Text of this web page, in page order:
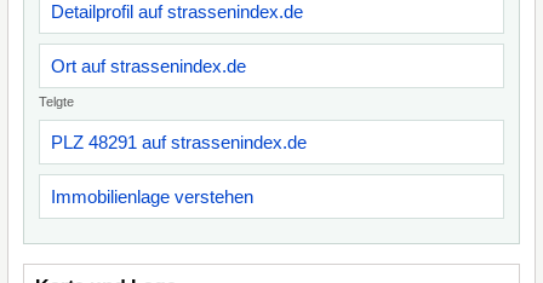
Detailprofil auf strassenindex.de
Ort auf strassenindex.de
Telgte
PLZ 48291 auf strassenindex.de
Immobilienlage verstehen